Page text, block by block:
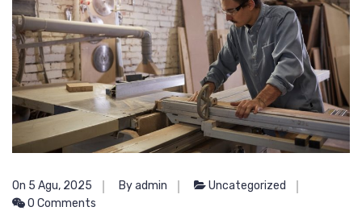
On 5 Agu, 2025 By admin
Uncategorized
0 Comments